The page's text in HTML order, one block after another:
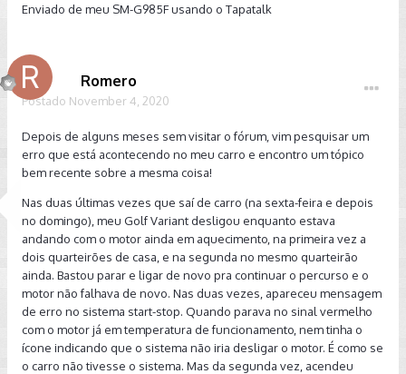
Enviado de meu SM-G985F usando o Tapatalk
Romero
Postado November 4, 2020
Depois de alguns meses sem visitar o fórum, vim pesquisar um
erro que está acontecendo no meu carro e encontro um tópico
bem recente sobre a mesma coisa!
Nas duas últimas vezes que saí de carro (na sexta-feira e depois
no domingo), meu Golf Variant desligou enquanto estava
andando com o motor ainda em aquecimento, na primeira vez a
dois quarteirões de casa, e na segunda no mesmo quarteirão
ainda. Bastou parar e ligar de novo pra continuar o percurso e o
motor não falhava de novo. Nas duas vezes, apareceu mensagem
de erro no sistema start-stop. Quando parava no sinal vermelho
com o motor já em temperatura de funcionamento, nem tinha o
ícone indicando que o sistema não iria desligar o motor. É como se
o carro não tivesse o sistema. Mas da segunda vez, acendeu